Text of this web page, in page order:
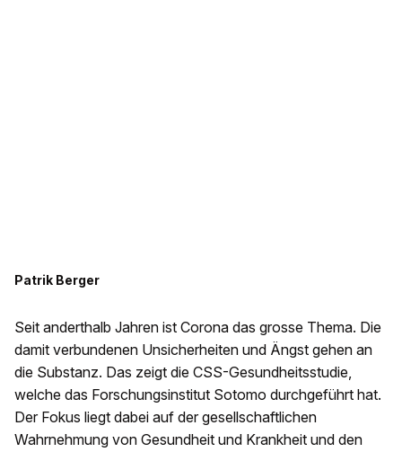
Patrik Berger
Seit anderthalb Jahren ist Corona das grosse Thema. Die
damit verbundenen Unsicherheiten und Ängst gehen an
die Substanz. Das zeigt die CSS-Gesundheitsstudie,
welche das Forschungsinstitut Sotomo durchgeführt hat.
Der Fokus liegt dabei auf der gesellschaftlichen
Wahrnehmung von Gesundheit und Krankheit und den